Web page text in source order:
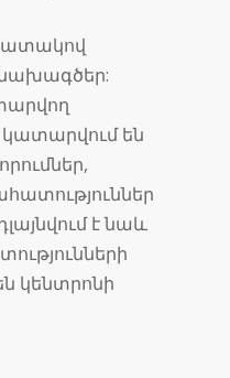
են
է նաև
կենտրոնի